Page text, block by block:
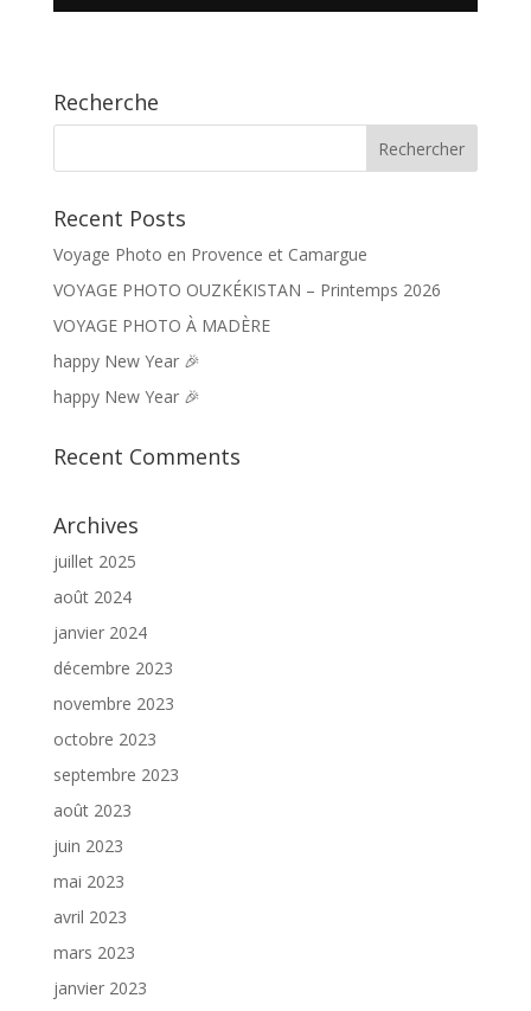
Recherche
Recent Posts
Voyage Photo en Provence et Camargue
VOYAGE PHOTO OUZKÉKISTAN – Printemps 2026
VOYAGE PHOTO À MADÈRE
happy New Year 🎉
happy New Year 🎉
Recent Comments
Archives
juillet 2025
août 2024
janvier 2024
décembre 2023
novembre 2023
octobre 2023
septembre 2023
août 2023
juin 2023
mai 2023
avril 2023
mars 2023
janvier 2023